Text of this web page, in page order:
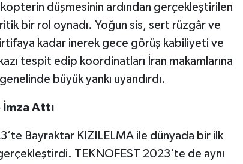
düşmesinin ardından gerçekleştirilen
bir rol oynadı. Yoğun sis, sert rüzgâr ve
kadar inerek gece görüş kabiliyeti ve
tespit edip koordinatları İran makamlarına
büyük yankı uyandırdı.
İmza Attı
Bayraktar KIZILELMA ile dünyada bir ilk
TEKNOFEST 2023'te de aynı